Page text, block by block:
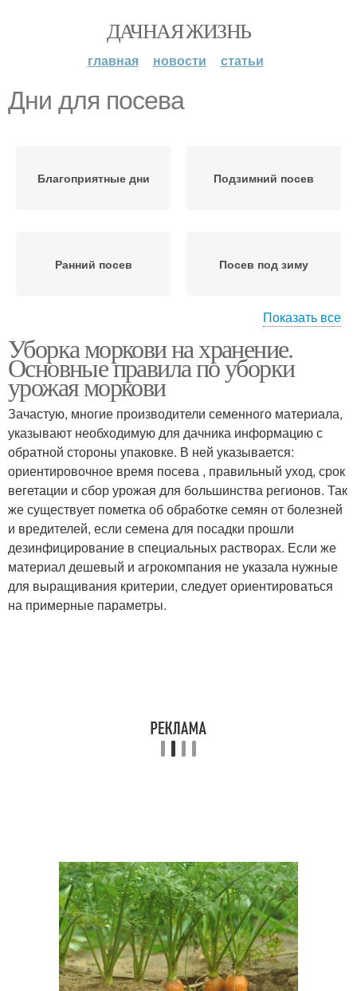
ДАЧНАЯ ЖИЗНЬ
главная новости статьи
Дни для посева
Благоприятные дни Подзимний посев
Ранний посев Посев под зиму
Материал к посеву Неудачные дни
Правильный посев
Посев по лунному
календарю
Дни для посадки Дни в октябре
Года для посева
Показать все
Уборка моркови на хранение.
Основные правила по уборки
урожая моркови
Зачастую, многие производители семенного материала,
указывают необходимую для дачника информацию с
обратной стороны упаковке. В ней указывается:
ориентировочное время посева , правильный уход, срок
вегетации и сбор урожая для большинства регионов. Так
же существует пометка об обработке семян от болезней
и вредителей, если семена для посадки прошли
дезинфицирование в специальных растворах. Если же
материал дешевый и агрокомпания не указала нужные
для выращивания критерии, следует ориентироваться
на примерные параметры.